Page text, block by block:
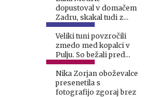
dopustoval v domačem
Zadru, skakal tudi z
najvišje skakalnice
Veliki tuni povzročili
zmedo med kopalci v
Pulju. So bežali pred
morskim psom?
Nika Zorjan oboževalce
presenetila s
fotografijo zgoraj brez